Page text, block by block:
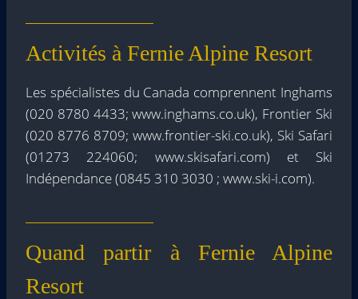
Activités à Fernie Alpine Resort
Les spécialistes du Canada comprennent Inghams
(020 8780 4433; www.inghams.co.uk), Frontier Ski
(020 8776 8709; www.frontier-ski.co.uk), Ski Safari
(01273 224060; www.skisafari.com) et Ski
Indépendance (0845 310 3030 ; www.ski-i.com).
Quand partir à Fernie Alpine
Resort